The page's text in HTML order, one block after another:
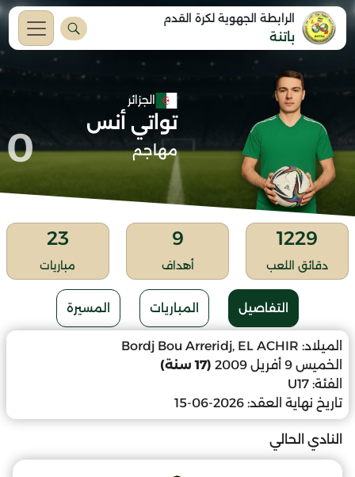
الرابطة الجهوية لكرة القدم
باتنة
الجزائر
تواتي أنس
مهاجم 0
1229
دقائق اللعب
9
أهداف
23
مباريات
التفاصيل المباريات المسيرة
الميلاد: Bordj Bou Arreridj, EL ACHIR
الخميس 9 أفريل 2009
(17 سنة)
الفئة: U17
تاريخ نهاية العقد: 2026-06-15
النادي الحالي